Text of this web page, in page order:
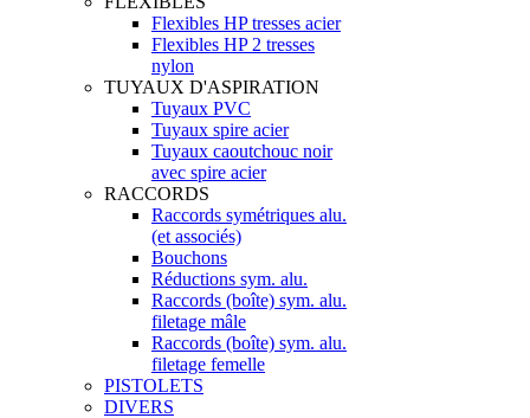
Flexibles HP tresses acier
Flexibles HP 2 tresses
nylon
TUYAUX D'ASPIRATION
Tuyaux PVC
Tuyaux spire acier
Tuyaux caoutchouc noir
avec spire acier
RACCORDS
Raccords symétriques alu.
(et associés)
Bouchons
Réductions sym. alu.
Raccords (boîte) sym. alu.
filetage mâle
Raccords (boîte) sym. alu.
filetage femelle
PISTOLETS
DIVERS